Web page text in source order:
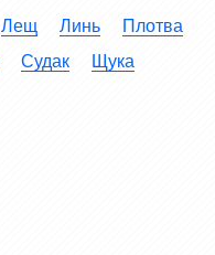
Лещ Линь
Плотва
Судак Щука